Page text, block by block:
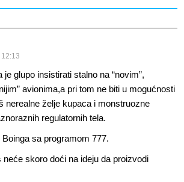
glupo insistirati stalno na “novim”,
avionima,a pri tom ne biti u mogućnosti
nerealne želje kupaca i monstruozne
regulatornih tela.
sa programom 777.
neće skoro doći na ideju da proizvodi